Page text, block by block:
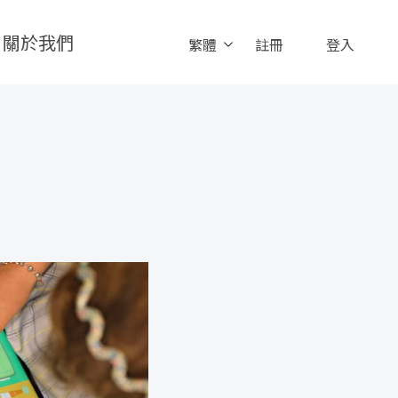
關於我們 繁體 註冊 登入